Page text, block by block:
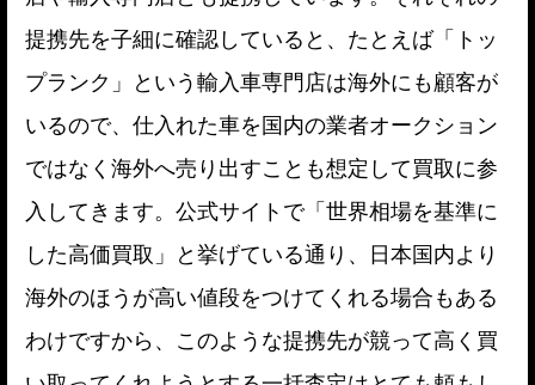
提携先を子細に確認していると、たとえば「トッ
プランク」という輸入車専門店は海外にも顧客が
いるので、仕入れた車を国内の業者オークション
ではなく海外へ売り出すことも想定して買取に参
入してきます。公式サイトで「世界相場を基準に
した高価買取」と挙げている通り、日本国内より
海外のほうが高い値段をつけてくれる場合もある
わけですから、このような提携先が競って高く買